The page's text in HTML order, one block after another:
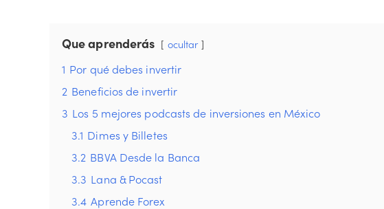
Que aprenderás ocultar
1 Por qué debes invertir
2 Beneficios de invertir
3 Los 5 mejores podcasts de inversiones en México
3.1 Dimes y Billetes
3.2 BBVA Desde la Banca
3.3 Lana & Pocast
3.4 Aprende Forex